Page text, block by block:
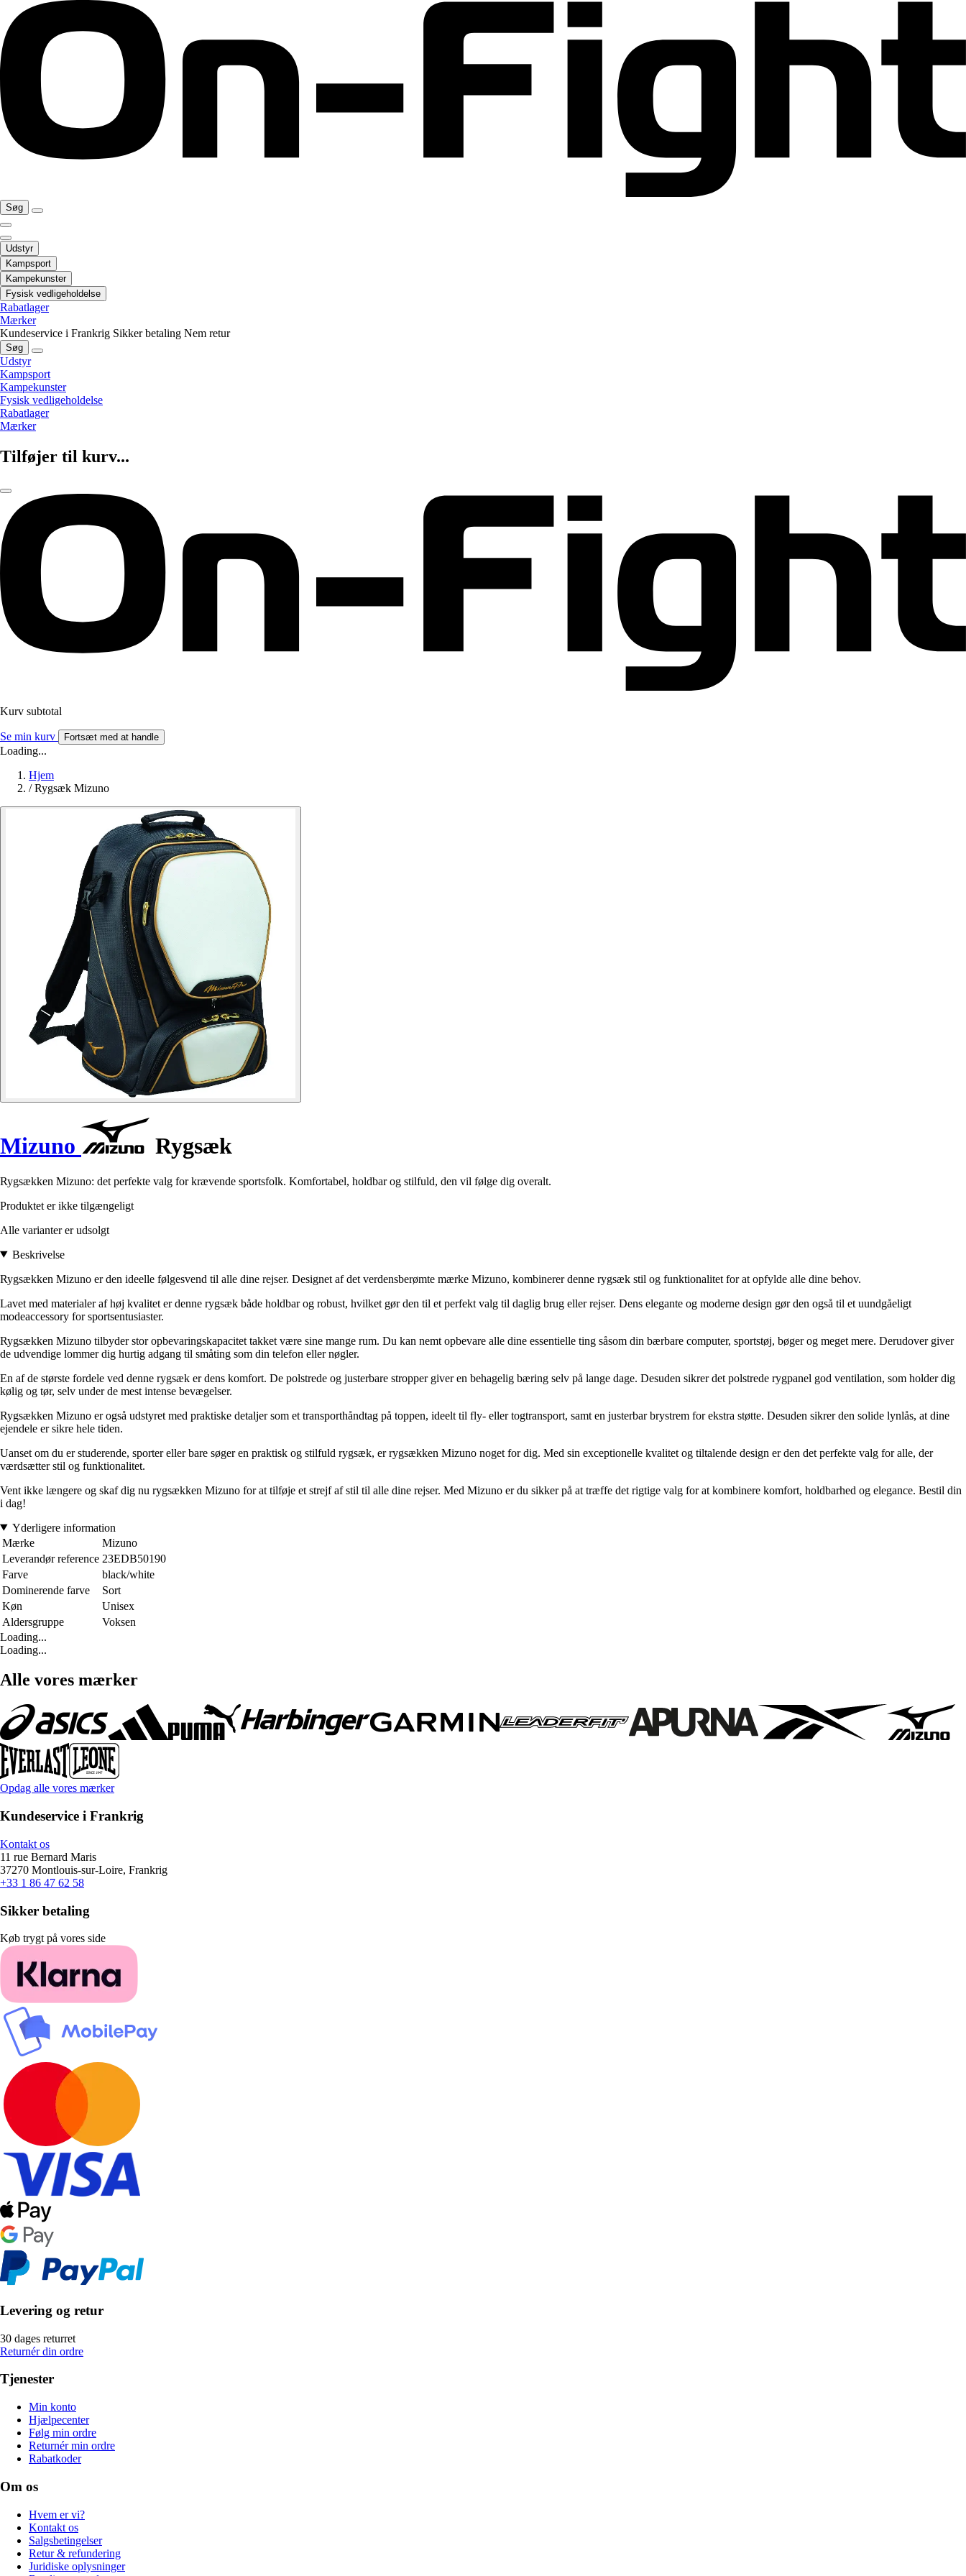
Søg
Udstyr
Kampsport
Kampekunster
Fysisk vedligeholdelse
Rabatlager
Mærker
Kundeservice i Frankrig Sikker betaling Nem retur
Søg
Udstyr
Kampsport
Kampekunster
Fysisk vedligeholdelse
Rabatlager
Mærker
Tilføjer til kurv...
Kurv subtotal
Se min kurv Fortsæt med at handle
Loading...
Hjem
/ Rygsæk Mizuno
Mizuno Rygsæk
Rygsækken Mizuno: det perfekte valg for krævende sportsfolk. Komfortabel, holdbar og stilfuld, den vil følge dig overalt.
Produktet er ikke tilgængeligt
Alle varianter er udsolgt
Beskrivelse
Rygsækken Mizuno er den ideelle følgesvend til alle dine rejser. Designet af det verdensberømte mærke Mizuno, kombinerer denne rygsæk stil og funktionalitet for at opfylde alle dine behov.
Lavet med materialer af høj kvalitet er denne rygsæk både holdbar og robust, hvilket gør den til et perfekt valg til daglig brug eller rejser. Dens elegante og moderne design gør den også til et uundgåeligt
modeaccessory for sportsentusiaster.
Rygsækken Mizuno tilbyder stor opbevaringskapacitet takket være sine mange rum. Du kan nemt opbevare alle dine essentielle ting såsom din bærbare computer, sportstøj, bøger og meget mere. Derudover giver
de udvendige lommer dig hurtig adgang til småting som din telefon eller nøgler.
En af de største fordele ved denne rygsæk er dens komfort. De polstrede og justerbare stropper giver en behagelig bæring selv på lange dage. Desuden sikrer det polstrede rygpanel god ventilation, som holder dig
kølig og tør, selv under de mest intense bevægelser.
Rygsækken Mizuno er også udstyret med praktiske detaljer som et transporthåndtag på toppen, ideelt til fly- eller togtransport, samt en justerbar brystrem for ekstra støtte. Desuden sikrer den solide lynlås, at dine
ejendele er sikre hele tiden.
Uanset om du er studerende, sporter eller bare søger en praktisk og stilfuld rygsæk, er rygsækken Mizuno noget for dig. Med sin exceptionelle kvalitet og tiltalende design er den det perfekte valg for alle, der
værdsætter stil og funktionalitet.
Vent ikke længere og skaf dig nu rygsækken Mizuno for at tilføje et strejf af stil til alle dine rejser. Med Mizuno er du sikker på at træffe det rigtige valg for at kombinere komfort, holdbarhed og elegance. Bestil din
i dag!
Yderligere information
Mærke
Mizuno
Leverandør reference 23EDB50190
Farve
black/white
Dominerende farve
Sort
Køn
Unisex
Aldersgruppe
Voksen
Loading...
Loading...
Alle vores mærker
Opdag alle vores mærker
Kundeservice i Frankrig
Kontakt os
11 rue Bernard Maris
37270 Montlouis-sur-Loire, Frankrig
+33 1 86 47 62 58
Sikker betaling
Køb trygt på vores side
Levering og retur
30 dages returret
Returnér din ordre
Tjenester
Min konto
Hjælpecenter
Følg min ordre
Returnér min ordre
Rabatkoder
Om os
Hvem er vi?
Kontakt os
Salgsbetingelser
Retur & refundering
Juridiske oplysninger